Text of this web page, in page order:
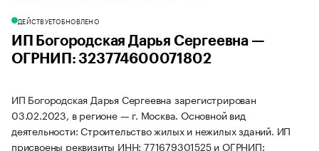
ДЕЙСТВУЕТОБНОВЛЕНО
ИП Богородская Дарья Сергеевна —
ОГРНИП: 323774600071802
ИП Богородская Дарья Сергеевна зарегистрирован
03.02.2023, в регионе — г. Москва. Основной вид
деятельности: Строительство жилых и нежилых зданий. ИП
присвоены реквизиты ИНН: 771679301525 и ОГРНИП: